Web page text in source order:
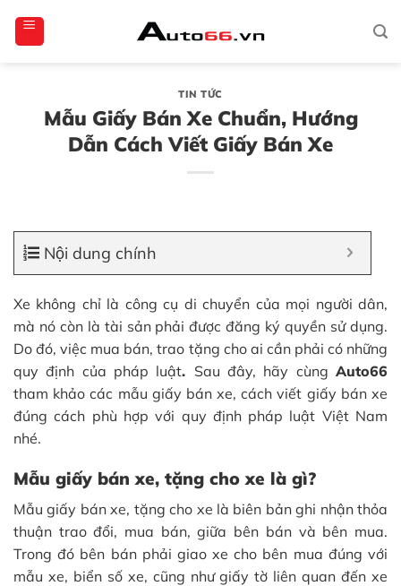
qua
TIN TỨC
Mẫu Giấy Bán Xe Chuẩn, Hướng
Dẫn Cách Viết Giấy Bán Xe
Nội dung chính
Xe không chỉ là công cụ di chuyển của mọi người dân,
mà nó còn là tài sản phải được đăng ký quyền sử dụng.
Do đó, việc mua bán, trao tặng cho ai cần phải có những
quy định của pháp luật. Sau đây, hãy cùngAuto66
tham khảo các mẫu giấy bán xe, cách viết giấy bán xe
đúng cách phù hợp với quy định pháp luật Việt Nam
nhé.
Mẫu giấy bán xe, tặng cho xe là gì?
Mẫu giấy bán xe, tặng cho xe là biên bản ghi nhận thỏa
thuận trao đổi, mua bán, giữa bên bán và bên mua.
Trong đó bên bán phải giao xe cho bên mua đúng với
mẫu xe, biển số xe, cũng như giấy tờ liên quan đến xe